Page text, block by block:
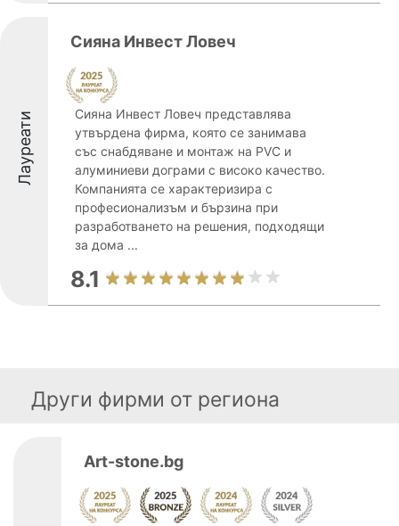
Лауреати
Сияна Инвест Ловеч
Сияна Инвест Ловеч представлява
утвърдена фирма, която се занимава
със снабдяване и монтаж на PVC и
алуминиеви дограми с високо качество.
Компанията се характеризира с
професионализъм и бързина при
разработването на решения, подходящи
за дома ...
8.1
Други фирми от региона
Art-stone.bg